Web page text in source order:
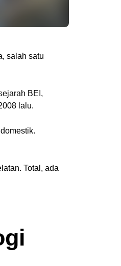
salah satu
BEI,
lalu.
Total, ada